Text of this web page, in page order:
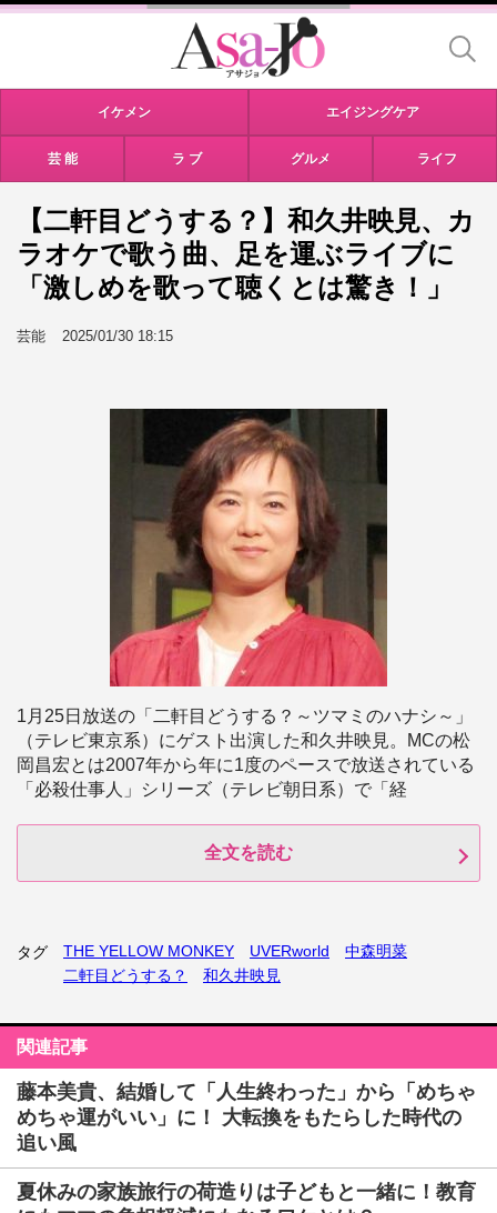
イケメン エイジングケア
芸 能 ラ ブ グルメ ライフ
【二軒目どうする？】和久井映見、カ
ラオケで歌う曲、足を運ぶライブに
「激しめを歌って聴くとは驚き！」
芸能 2025/01/30 18:15
1月25日放送の「二軒目どうする？～ツマミのハナシ～」
（テレビ東京系）にゲスト出演した和久井映見。MCの松
岡昌宏とは2007年から年に1度のペースで放送されている
「必殺仕事人」シリーズ（テレビ朝日系）で「経
全文を読む
タグ THE YELLOW MONKEY UVERworld
中森明菜
二軒目どうする？
和久井映見
関連記事
藤本美貴、結婚して「人生終わった」から「めちゃ
めちゃ運がいい」に！ 大転換をもたらした時代の
追い風
夏休みの家族旅行の荷造りは子どもと一緒に！教育